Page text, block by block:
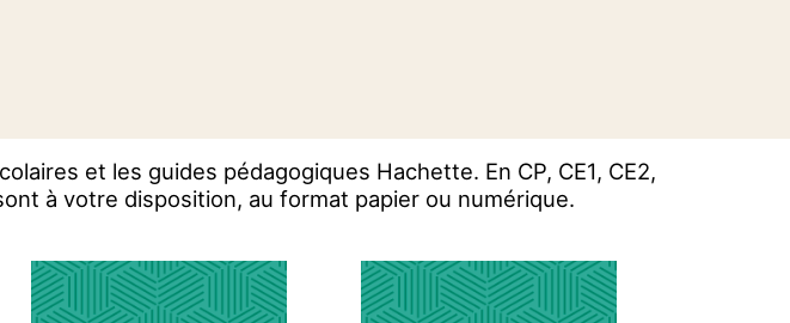
et les guides pédagogiques Hachette. En CP, CE1, CE2,
à votre disposition, au format papier ou numérique.